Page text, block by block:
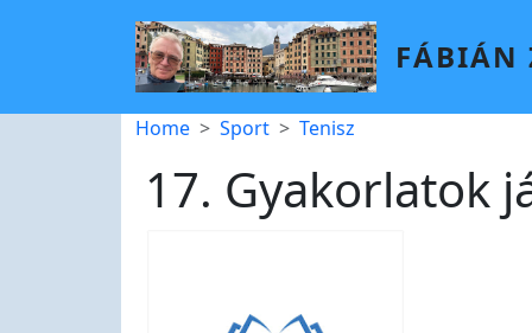
FÁBIÁN
Breadcrumb
Home Sport Tenisz
17. Gyakorlatok